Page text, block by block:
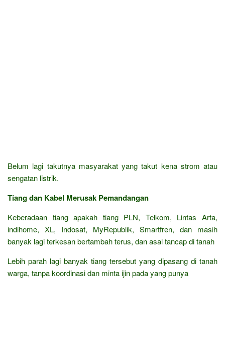
Belum lagi takutnya masyarakat yang takut kena strom atau
sengatan listrik.
Tiang dan Kabel Merusak Pemandangan
Keberadaan tiang apakah tiang PLN, Telkom, Lintas Arta,
indihome, XL, Indosat, MyRepublik, Smartfren, dan masih
banyak lagi terkesan bertambah terus, dan asal tancap di tanah
Lebih parah lagi banyak tiang tersebut yang dipasang di tanah
warga, tanpa koordinasi dan minta ijin pada yang punya